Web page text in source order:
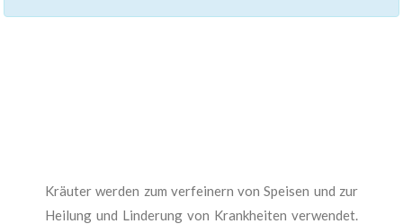
Kräuter werden zum verfeinern von Speisen und zur
Heilung und Linderung von Krankheiten verwendet.